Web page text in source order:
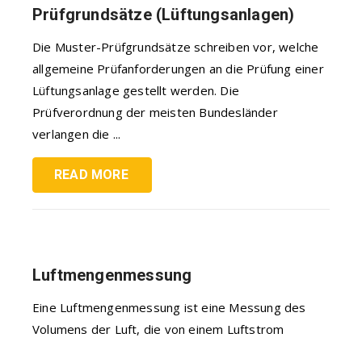
Prüfgrundsätze (Lüftungsanlagen)
Die Muster-Prüfgrundsätze schreiben vor, welche
allgemeine Prüfanforderungen an die Prüfung einer
Lüftungsanlage gestellt werden. Die
Prüfverordnung der meisten Bundesländer
verlangen die ...
READ MORE
Luftmengenmessung
Eine Luftmengenmessung ist eine Messung des
Volumens der Luft, die von einem Luftstrom